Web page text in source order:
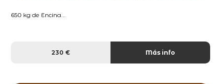
650 kg de Encina...
230 € Más info